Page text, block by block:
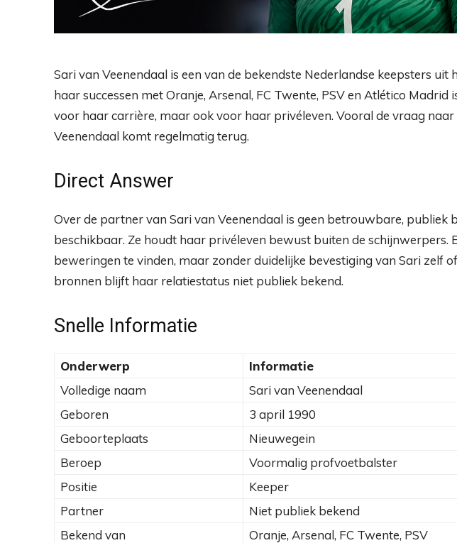
Sari van Veenendaal is een van de bekendste Nederlandse keepsters
haar successen met Oranje, Arsenal, FC Twente, PSV en Atlético Madrid
voor haar carrière, maar ook voor haar privéleven. Vooral de vraag
Veenendaal komt regelmatig terug.
Direct Answer
Over de partner van Sari van Veenendaal is geen betrouwbare, publiek
beschikbaar. Ze houdt haar privéleven bewust buiten de schijnwerpers.
beweringen te vinden, maar zonder duidelijke bevestiging van Sari zelf
bronnen blijft haar relatiestatus niet publiek bekend.
Snelle Informatie
Onderwerp
Informatie
Volledige naam
Sari van Veenendaal
Geboren
3 april 1990
Geboorteplaats
Nieuwegein
Beroep
Voormalig profvoetbalster
Positie
Keeper
Partner
Niet publiek bekend
Bekend van
Oranje, Arsenal, FC Twente, PSV